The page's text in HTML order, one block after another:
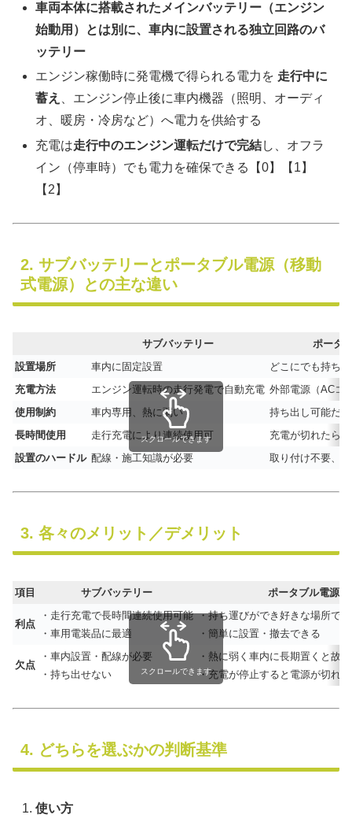
車両本体に搭載されたメインバッテリー（エンジン
始動用）とは別に、車内に設置される独立回路のバ
ッテリー
エンジン稼働時に発電機で得られる電力を 走行中に
蓄え 、エンジン停止後に車内機器（照明、オーディ
オ、暖房・冷房など）へ電力を供給する
充電は走行中のエンジン運転だけで完結し、オフラ
イン（停車時）でも電力を確保できる【0】【1】
【2】
2. サブバッテリーとポータブル電源（移動
式電源）との主な違い
サブバッテリー
ポータ
設置場所
車内に固定設置
どこにでも持ち
充電方法
エンジン運転時の走行発電で自動充電 外部電源（ACコ
使用制約
車内専用、熱に弱い
持ち出し可能だ
長時間使用
走行充電により連続使用可
充電が切れたら
設置のハードル 配線・施工知識が必要 取り付け不要、
スクロールできます
3. 各々のメリット／デメリット
項目 サブバッテリー ポータブル電源
利点
・走行充電で長時間連続使用可能
・車用電装品に最適
・持ち運びができ好きな場所で
・簡単に設置・撤去できる
欠点
・車内設置・配線が必要
・持ち出せない
・熱に弱く車内に長期置くと故
・充電が停止すると電源が切れ
スクロールできます
4. どちらを選ぶかの判断基準
使い方